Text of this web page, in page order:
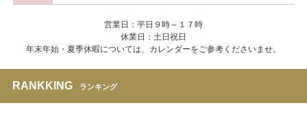
営業日：平日９時～１７時
休業日：土日祝日
年末年始・夏季休暇については、カレンダーをご参考くださいませ。
RANKKING ランキング